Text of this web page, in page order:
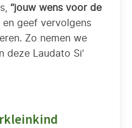
“jouw wens voor de
geef vervolgens
Zo nemen we
deze Laudato Si’